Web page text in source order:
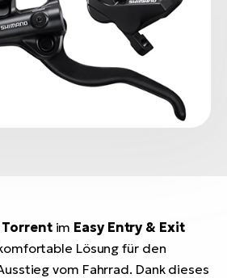
Torrentim Easy Entry & Exit
Lösung für den
vom Fahrrad. Dank dieses